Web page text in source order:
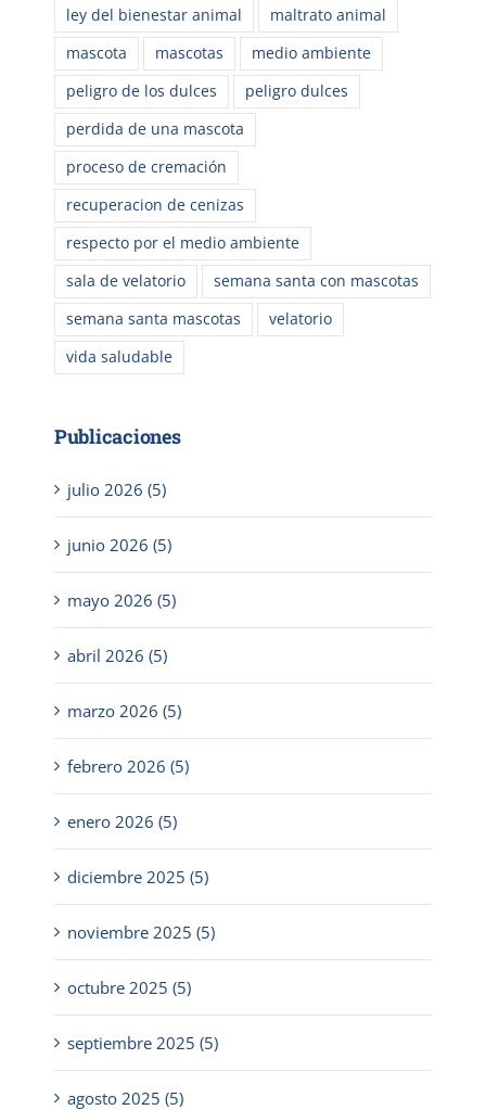
ley del bienestar animal
maltrato animal
mascota
mascotas
medio ambiente
peligro de los dulces
peligro dulces
perdida de una mascota
proceso de cremación
recuperacion de cenizas
respecto por el medio ambiente
sala de velatorio
semana santa con mascotas
semana santa mascotas
velatorio
vida saludable
Publicaciones
julio 2026 (5)
junio 2026 (5)
mayo 2026 (5)
abril 2026 (5)
marzo 2026 (5)
febrero 2026 (5)
enero 2026 (5)
diciembre 2025 (5)
noviembre 2025 (5)
octubre 2025 (5)
septiembre 2025 (5)
agosto 2025 (5)